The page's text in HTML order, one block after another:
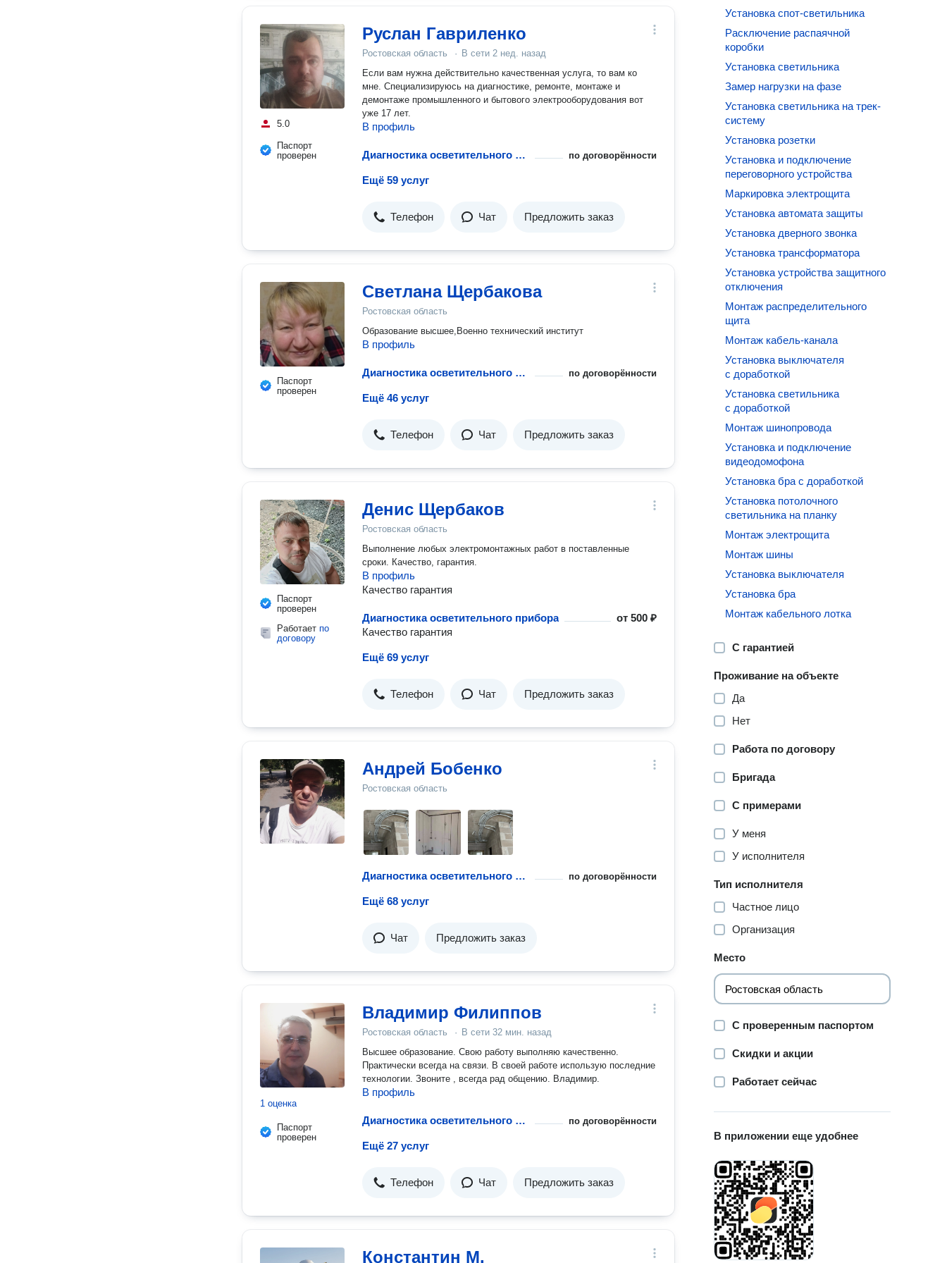
5.0
Паспорт
проверен
Руслан Гавриленко
Ростовская область · В сети 2 нед. назад
Если вам нужна действительно качественная услуга, то вам ко
мне. Специализируюсь на диагностике, ремонте, монтаже и
демонтаже промышленного и бытового электрооборудования вот
уже 17 лет.
В профиль
Диагностика осветительного прибора по договорённости
Ещё 59 услуг
Телефон Чат Предложить заказ
Паспорт
проверен
Светлана Щербакова
Ростовская область
Образование высшее,Военно технический институт
В профиль
Диагностика осветительного прибора по договорённости
Ещё 46 услуг
Телефон Чат Предложить заказ
Паспорт
проверен
Работает по
договору
Денис Щербаков
Ростовская область
Выполнение любых электромонтажных работ в поставленные
сроки. Качество, гарантия.
В профиль
Качество гарантия
Диагностика осветительного прибора от500 ₽
Качество гарантия
Ещё 69 услуг
Телефон Чат Предложить заказ
Андрей Бобенко
Ростовская область
Диагностика осветительного прибора по договорённости
Ещё 68 услуг
Чат Предложить заказ
1 оценка
Паспорт
проверен
Владимир Филиппов
Ростовская область · В сети 32 мин. назад
Высшее образование. Свою работу выполняю качественно.
Практически всегда на связи. В своей работе использую последние
технологии. Звоните , всегда рад общению. Владимир.
В профиль
Диагностика осветительного прибора по договорённости
Ещё 27 услуг
Телефон Чат Предложить заказ
Константин М.
Установка спот-светильника
Расключение распаячной
коробки
Установка светильника
Замер нагрузки на фазе
Установка светильника на трек-
систему
Установка розетки
Установка и подключение
переговорного устройства
Маркировка электрощита
Установка автомата защиты
Установка дверного звонка
Установка трансформатора
Установка устройства защитного
отключения
Монтаж распределительного
щита
Монтаж кабель-канала
Установка выключателя
с доработкой
Установка светильника
с доработкой
Монтаж шинопровода
Установка и подключение
видеодомофона
Установка бра с доработкой
Установка потолочного
светильника на планку
Монтаж электрощита
Монтаж шины
Установка выключателя
Установка бра
Монтаж кабельного лотка
С гарантией
Проживание на объекте
Да
Нет
Работа по договору
Бригада
С примерами
У меня
У исполнителя
Тип исполнителя
Частное лицо
Организация
Место
С проверенным паспортом
Скидки и акции
Работает сейчас
В приложении еще удобнее